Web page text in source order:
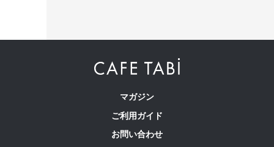
マガジン
ご利用ガイド
お問い合わせ